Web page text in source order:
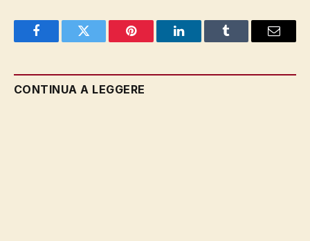
FacebookTwitter Pinterest LinkedInTumblr Email
CONTINUA A LEGGERE